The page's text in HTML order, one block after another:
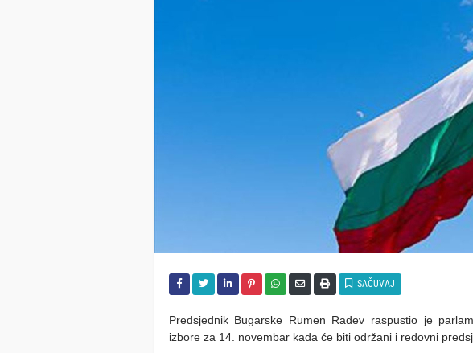
SAČUVAJ
Predsjednik Bugarske Rumen Radev raspustio je
izbore za 14. novembar kada će biti održani i redovni